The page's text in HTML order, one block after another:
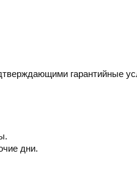
гарантийные
дни.